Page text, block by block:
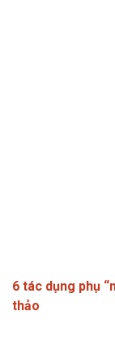
6 tác dụng phụ
thảo